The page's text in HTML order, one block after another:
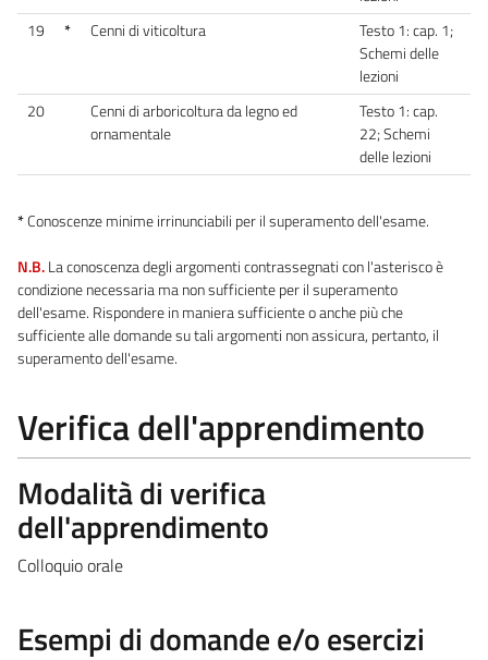
19
* Cenni di viticoltura
Testo 1: cap. 1;
Schemi delle
lezioni
20
Cenni di arboricoltura da legno ed
ornamentale
Testo 1: cap.
22; Schemi
delle lezioni
*Conoscenze minime irrinunciabili per il superamento dell'esame.
N.B.La conoscenza degli argomenti contrassegnati con l'asterisco è
condizione necessaria ma non sufficiente per il superamento
dell'esame. Rispondere in maniera sufficiente o anche più che
sufficiente alle domande su tali argomenti non assicura, pertanto, il
superamento dell'esame.
Verifica dell'apprendimento
Modalità di verifica
dell'apprendimento
Colloquio orale
Esempi di domande e/o esercizi